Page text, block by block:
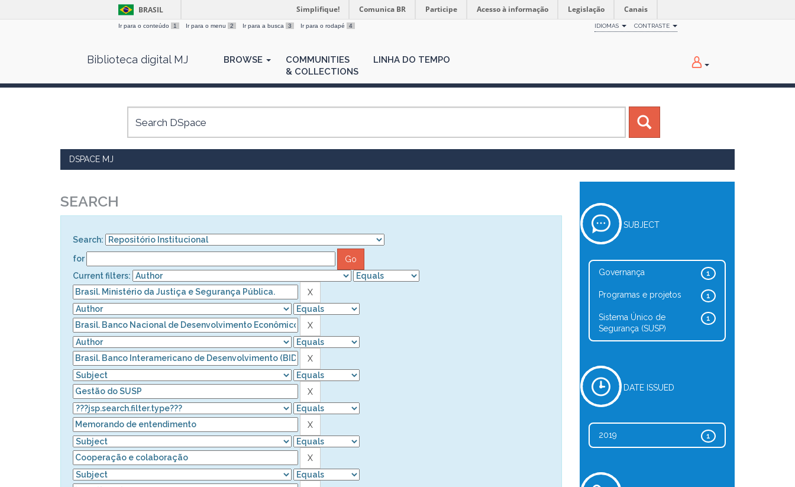
BRASIL Simplifique! Comunica BR Participe Acesso à informação Legislação Canais
Ir para o conteúdo 1 Ir para o menu 2 Ir para a busca 3 Ir para o rodapé 4 IDIOMAS CONTRASTE
Biblioteca digital MJ BROWSE
COMMUNITIES
& COLLECTIONS
LINHA DO TEMPO
DSPACE MJ
SEARCH
Search:
for
Current filters:
SUBJECT
1
Governança
1
Programas e projetos
1
Sistema Único de
Segurança (SUSP)
DATE ISSUED
1
2019